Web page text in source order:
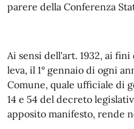
parere della Conferenza
Ai sensi dell'art. 1932, ai
leva, il 1° gennaio di ogni
Comune, quale ufficiale di
14 e 54 del decreto
apposito manifesto, rende